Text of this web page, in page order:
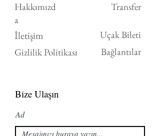
Hakkımızd
a
İletişim
Gizlilik Politikası
Transfer
Uçak Bileti
Bağlantılar
Bize Ulaşın
Ad